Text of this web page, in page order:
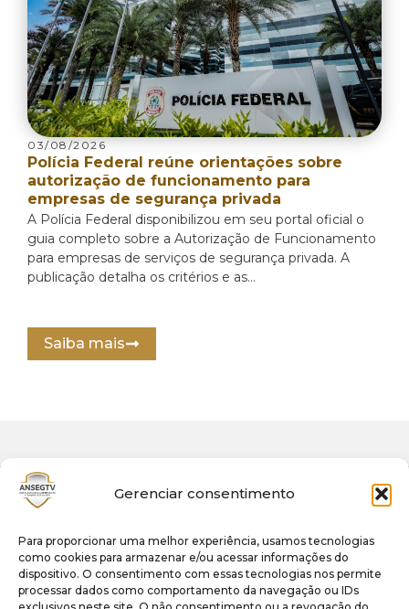
Gerenciar consentimento
Para proporcionar uma melhor experiência, usamos tecnologias
como cookies para armazenar e/ou acessar informações do
dispositivo. O consentimento com essas tecnologias nos permite
processar dados como comportamento da navegação ou IDs
03/08/2026
Polícia Federal reúne orientações sobre
autorização de funcionamento para
empresas de segurança privada
A Polícia Federal disponibilizou em seu portal oficial o
guia completo sobre a Autorização de Funcionamento
para empresas de serviços de segurança privada. A
publicação detalha os critérios e as...
Saiba mais